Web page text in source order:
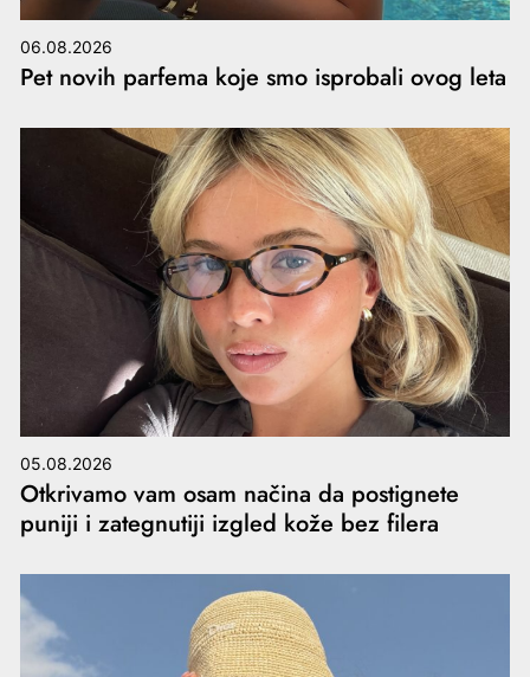
06.08.2026
Pet novih parfema koje smo isprobali ovog leta
05.08.2026
Otkrivamo vam osam načina da postignete
puniji i zategnutiji izgled kože bez filera